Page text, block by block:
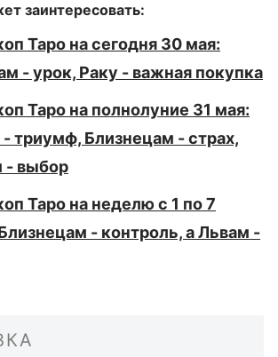
заинтересовать:
Таро на сегодня 30 мая:
- урок, Раку - важная покупка
Таро на полнолуние 31 мая:
триумф, Близнецам - страх,
- выбор
Таро на неделю с 1 по 7
- контроль, а Львам -